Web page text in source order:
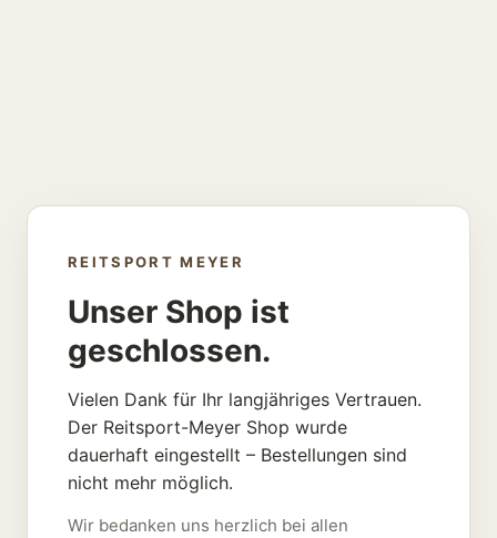
REITSPORT MEYER
Unser Shop ist
geschlossen.
Vielen Dank für Ihr langjähriges Vertrauen.
Der Reitsport-Meyer Shop wurde
dauerhaft eingestellt – Bestellungen sind
nicht mehr möglich.
Wir bedanken uns herzlich bei allen